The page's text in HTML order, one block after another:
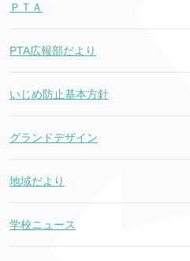
ＰＴＡ
PTA広報部だより
いじめ防止基本方針
グランドデザイン
地域だより
学校ニュース